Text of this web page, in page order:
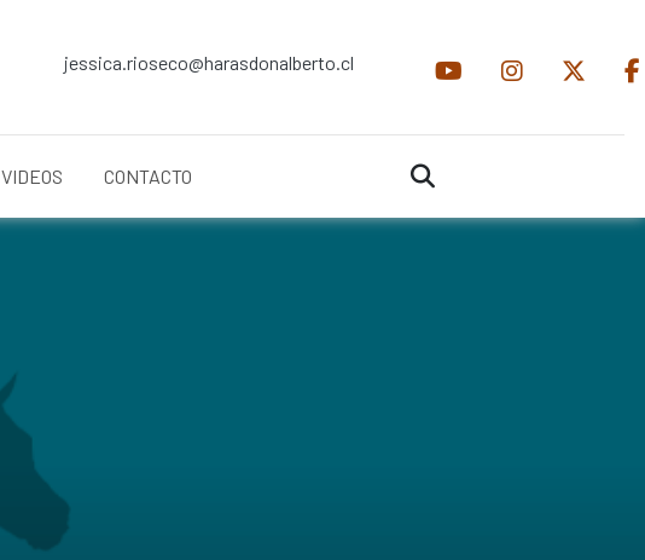
jessica.rioseco@harasdonalberto.cl
VIDEOS CONTACTO